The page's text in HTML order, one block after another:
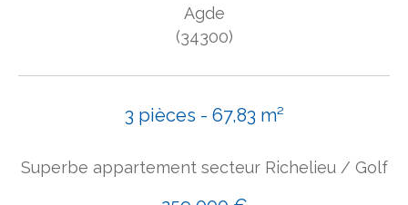
Agde
(34300)
3 pièces - 67,83 m²
Superbe appartement secteur Richelieu / Golf